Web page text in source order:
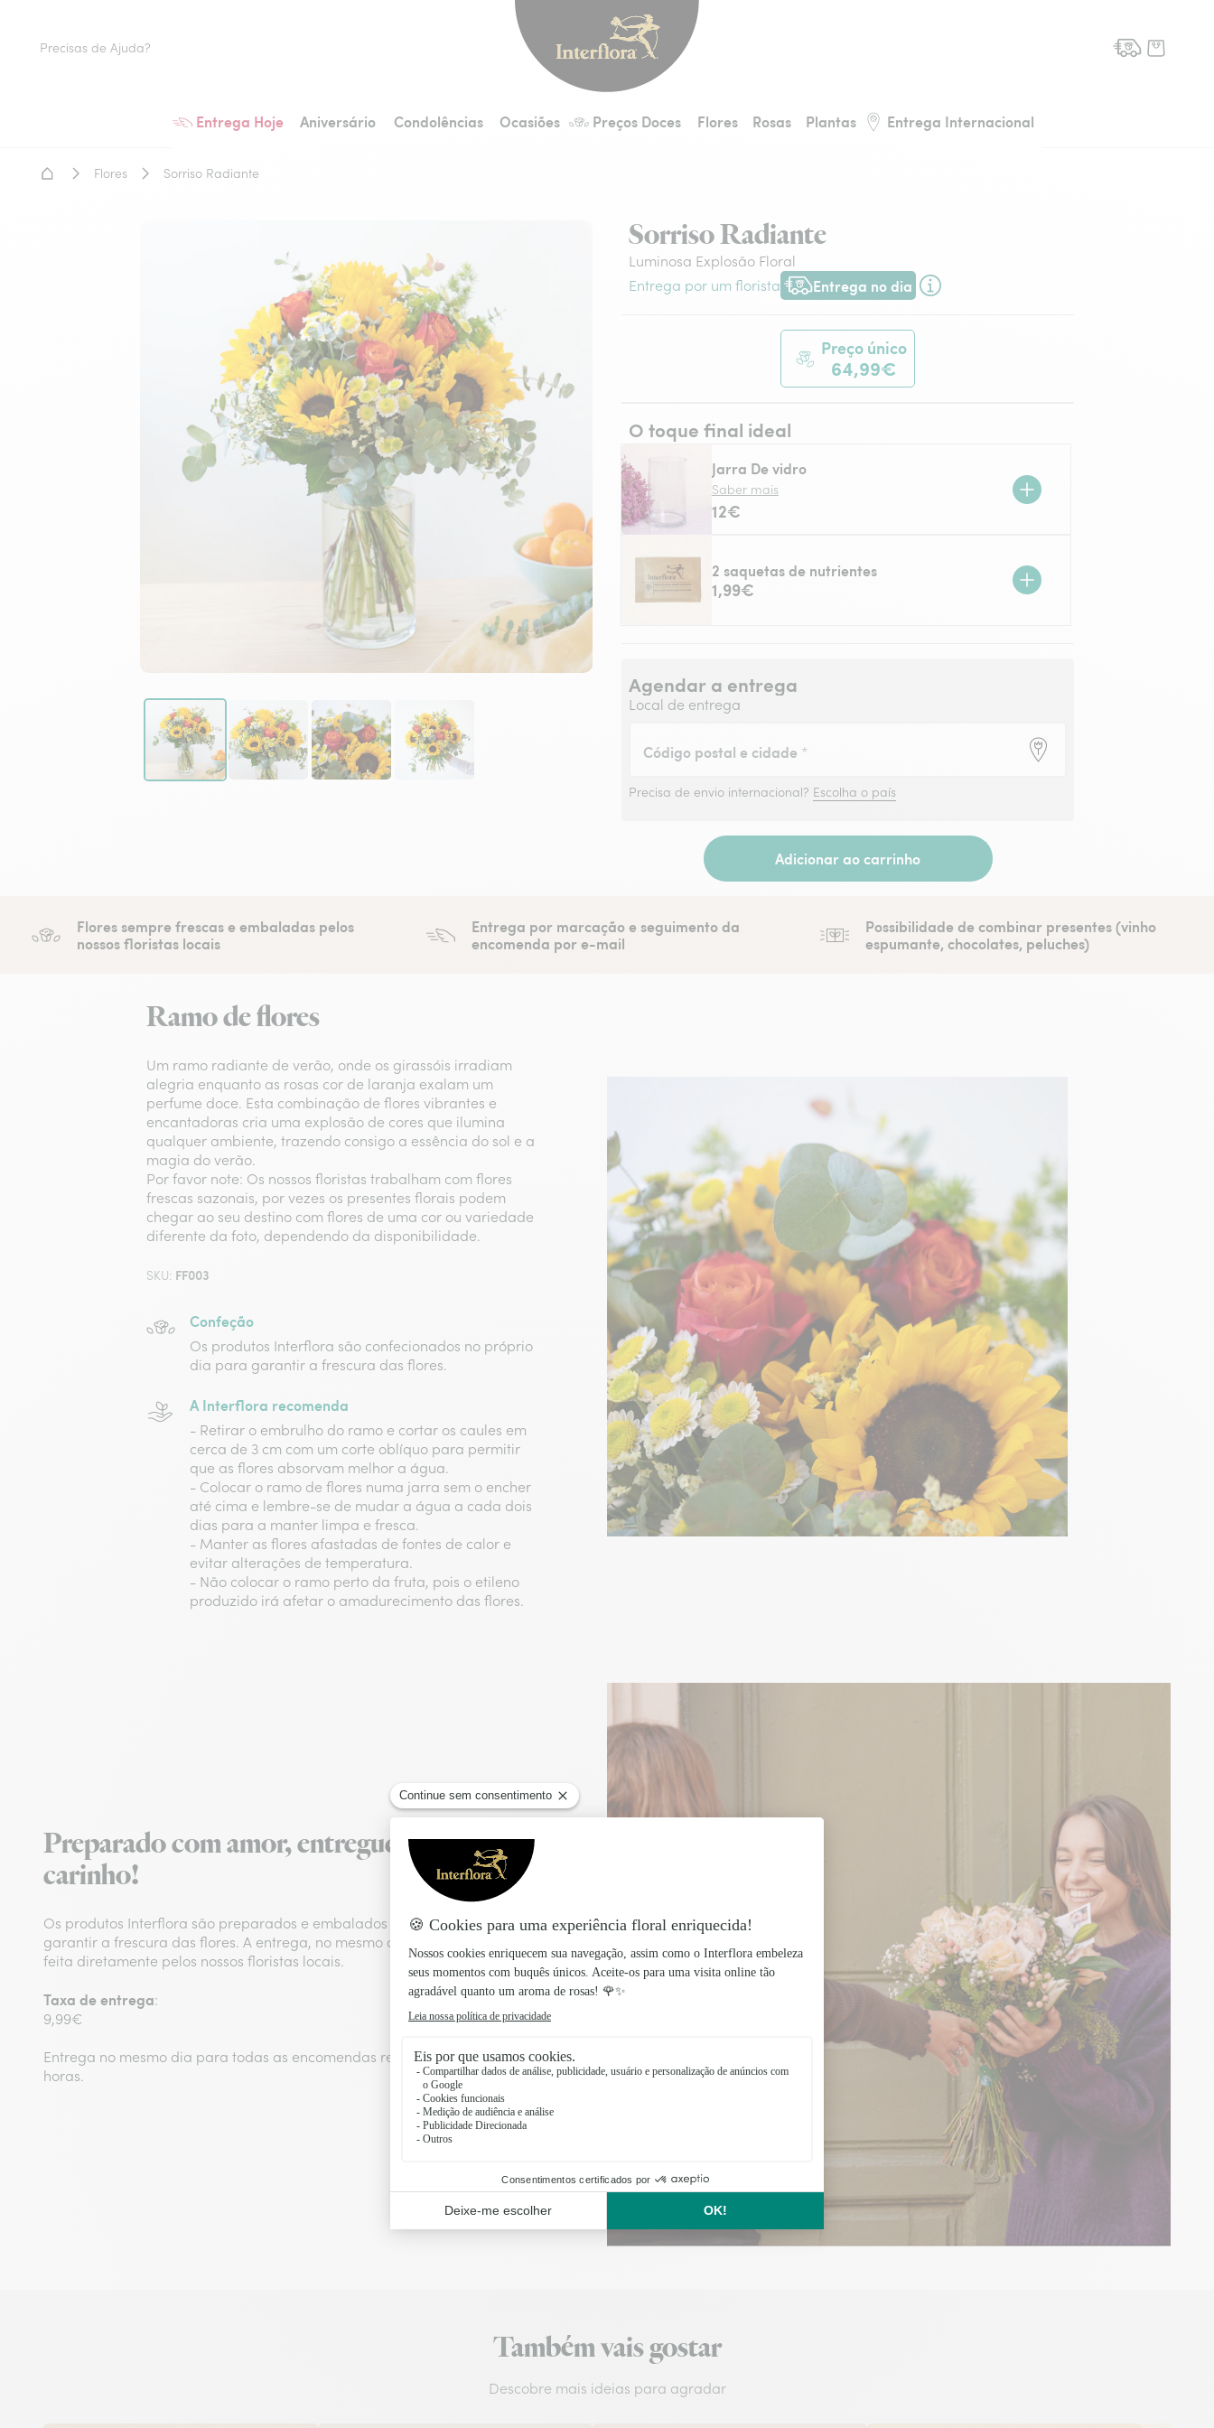
Entrega Hoje Aniversário Condolências Ocasiões Preços Doces Flores Rosas Plantas Entrega Internacional
Precisas de Ajuda?
Home - Entrega de flores
Flores Sorriso Radiante
Sorriso Radiante
Luminosa Explosão Floral
Entrega por um florista
Entrega no dia
Entrega hoje ou na data à tua escolha.
Preço único
64,99€
O toque final ideal
Jarra De vidro
Saber mais
12€
2 saquetas de nutrientes
1,99€
Agendar a entrega
Local de entrega
Código postal e cidade *
Precisa de envio internacional? Escolha o país
Adicionar ao carrinho
Flores sempre frescas e embaladas pelos
nossos floristas locais
Entrega por marcação e seguimento da
encomenda por e-mail
Possibilidade de combinar presentes (vinho
espumante, chocolates, peluches)
Ramo de flores
Um ramo radiante de verão, onde os girassóis irradiam
alegria enquanto as rosas cor de laranja exalam um
perfume doce. Esta combinação de flores vibrantes e
encantadoras cria uma explosão de cores que ilumina
qualquer ambiente, trazendo consigo a essência do sol e a
magia do verão.
Por favor note: Os nossos floristas trabalham com flores
frescas sazonais, por vezes os presentes florais podem
chegar ao seu destino com flores de uma cor ou variedade
diferente da foto, dependendo da disponibilidade.
SKU: FF003
Confeção
Os produtos Interflora são confecionados no próprio
dia para garantir a frescura das flores.
A Interflora recomenda
- Retirar o embrulho do ramo e cortar os caules em
cerca de 3 cm com um corte oblíquo para permitir
que as flores absorvam melhor a água.
- Colocar o ramo de flores numa jarra sem o encher
até cima e lembre-se de mudar a água a cada dois
dias para a manter limpa e fresca.
- Manter as flores afastadas de fontes de calor e
evitar alterações de temperatura.
- Não colocar o ramo perto da fruta, pois o etileno
produzido irá afetar o amadurecimento das flores.
Preparado com amor, entregue com
carinho!
Os produtos Interflora são preparados e embalados no dia da entrega para
garantir a frescura das flores. A entrega, no mesmo dia ou por marcação, é
feita diretamente pelos nossos floristas locais.
Taxa de entrega:
9,99€
Entrega no mesmo dia para todas as encomendas realizadas antes das 17
horas.
Também vais gostar
Descobre mais ideias para agradar